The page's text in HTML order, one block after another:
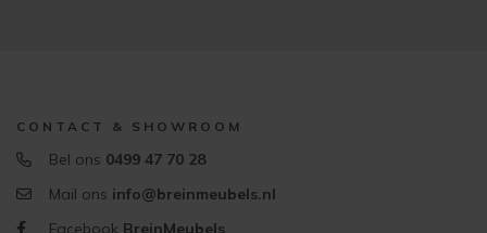
CONTACT & SHOWROOM
Bel ons 0499 47 70 28
Mail ons info@breinmeubels.nl
Facebook BreinMeubels